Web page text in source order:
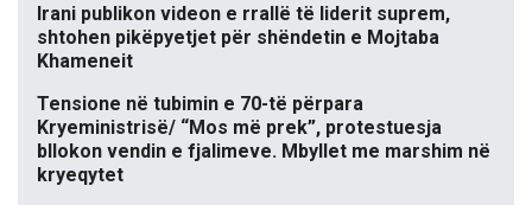
Irani publikon videon e rrallë të liderit suprem,
shtohen pikëpyetjet për shëndetin e Mojtaba
Khameneit
Tensione në tubimin e 70-të përpara
Kryeministrisë/ “Mos më prek”, protestuesja
bllokon vendin e fjalimeve. Mbyllet me marshim në
kryeqytet